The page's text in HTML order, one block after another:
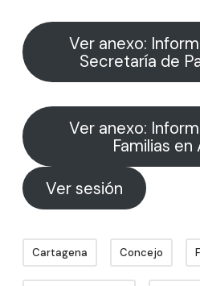
Ver anexo:
Secretaría de
Ver anexo:
Familias en
Ver sesión
Cartagena Concejo